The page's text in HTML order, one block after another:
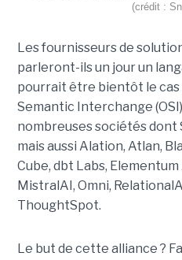
(crédit :
Les fournisseurs de
parleront-ils un jour un
pourrait être bientôt le cas
Semantic Interchange
nombreuses sociétés
mais aussi Alation, Atlan,
Cube, dbt Labs, Elementum
MistralAI, Omni,
ThoughtSpot.
Le but de cette alliance ?